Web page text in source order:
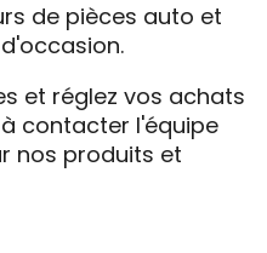
de pièces auto et
et réglez vos achats
à contacter l'équipe
nos produits et